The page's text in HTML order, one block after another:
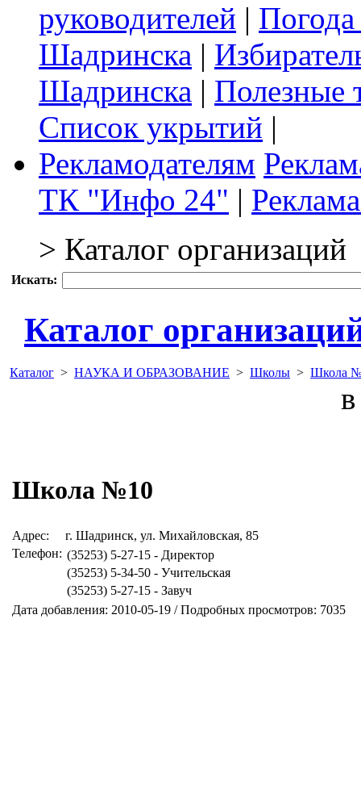
руководителей |
Шадринска |
Шадринска | Полезные
Список укрытий |
Рекламодателям
ТК "Инфо 24" |
> Каталог организаций
Искать:
Каталог
Каталог > НАУКА И ОБРАЗОВАНИЕ > Школы > Школа
Школа №10
Адрес:
г. Шадринск, ул. Михайловская, 85
Телефон: (35253) 5-27-15 - Директор
(35253) 5-34-50 - Учительская
(35253) 5-27-15 - Завуч
Дата добавления: 2010-05-19 / Подробных просмотров: 7035